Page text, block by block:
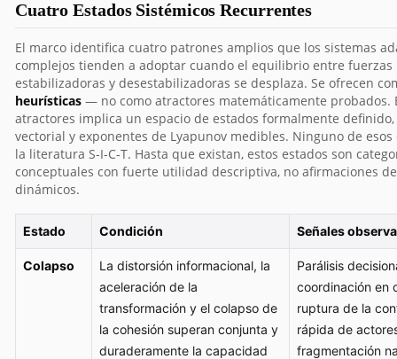
Cuatro Estados Sistémicos Recurrentes
El marco identifica cuatro patrones amplios que los sistemas
complejos tienden a adoptar cuando el equilibrio entre fuerzas
estabilizadoras y desestabilizadoras se desplaza. Se ofrecen
heurísticas— no como atractores matemáticamente probados.
atractores implica un espacio de estados formalmente
vectorial y exponentes de Lyapunov medibles. Ninguno de
la literatura S-I-C-T. Hasta que existan, estos estados son
conceptuales con fuerte utilidad descriptiva, no afirmaciones
dinámicos.
Estado Condición Señales
Colapso
La distorsión informacional, la
aceleración de la
transformación y el colapso de
la cohesión superan conjunta y
duraderamente la capacidad
Parálisis
coordinación en
ruptura de la
rápida de
fragmentación